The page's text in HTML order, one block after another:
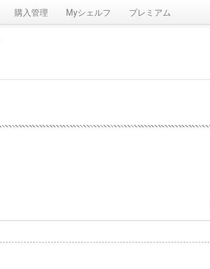
購入管理 Myシェルフ プレミアム